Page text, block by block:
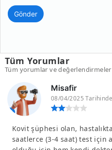
Gönder
Tüm Yorumlar
Tüm yorumlar ve değerlendirmeler
Misafir
08/04/2025 Tarihinde
Kovit şüphesi olan,
saatlerce (3-4 saat) test için